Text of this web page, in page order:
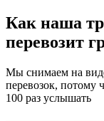
Как наша
перевозит
Мы снимаем на
перевозок, потому
100 раз услышать